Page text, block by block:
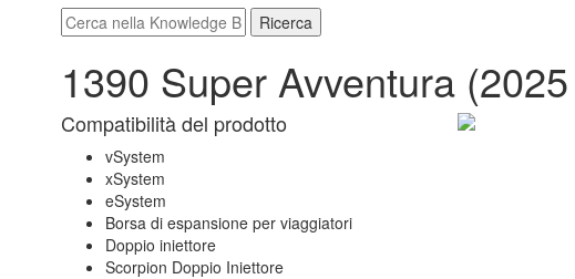
Ricerca
1390 Super Avventura
Compatibilità del prodotto
vSystem
xSystem
eSystem
Borsa di espansione per viaggiatori
Doppio iniettore
Scorpion Doppio Iniettore